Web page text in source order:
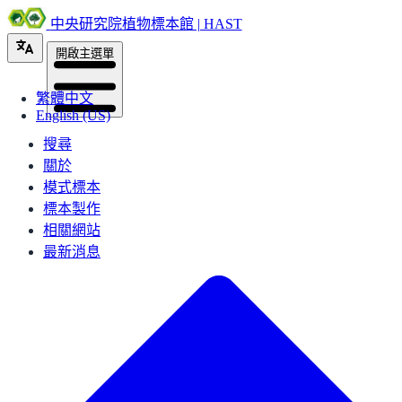
中央研究院植物標本館 | HAST
繁體中文
English (US)
開啟主選單
搜尋
關於
模式標本
標本製作
相關網站
最新消息